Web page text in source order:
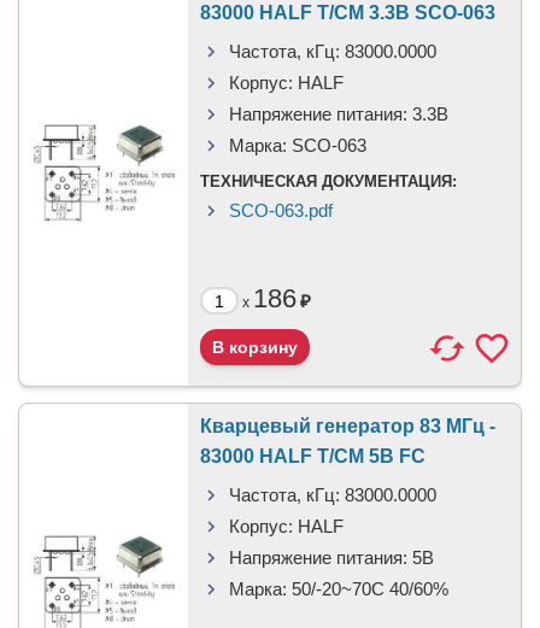
83000 HALF T/CM 3.3В SCO-063
Частота, кГц: 83000.0000
Корпус: HALF
Напряжение питания: 3.3В
Марка: SCO-063
ТЕХНИЧЕСКАЯ ДОКУМЕНТАЦИЯ:
SCO-063.pdf
x 186₽
Кварцевый генератор 83 МГц -
83000 HALF T/CM 5В FC
Частота, кГц: 83000.0000
Корпус: HALF
Напряжение питания: 5В
Марка: 50/-20~70C 40/60%